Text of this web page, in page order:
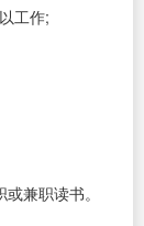
工作;
兼职读书。